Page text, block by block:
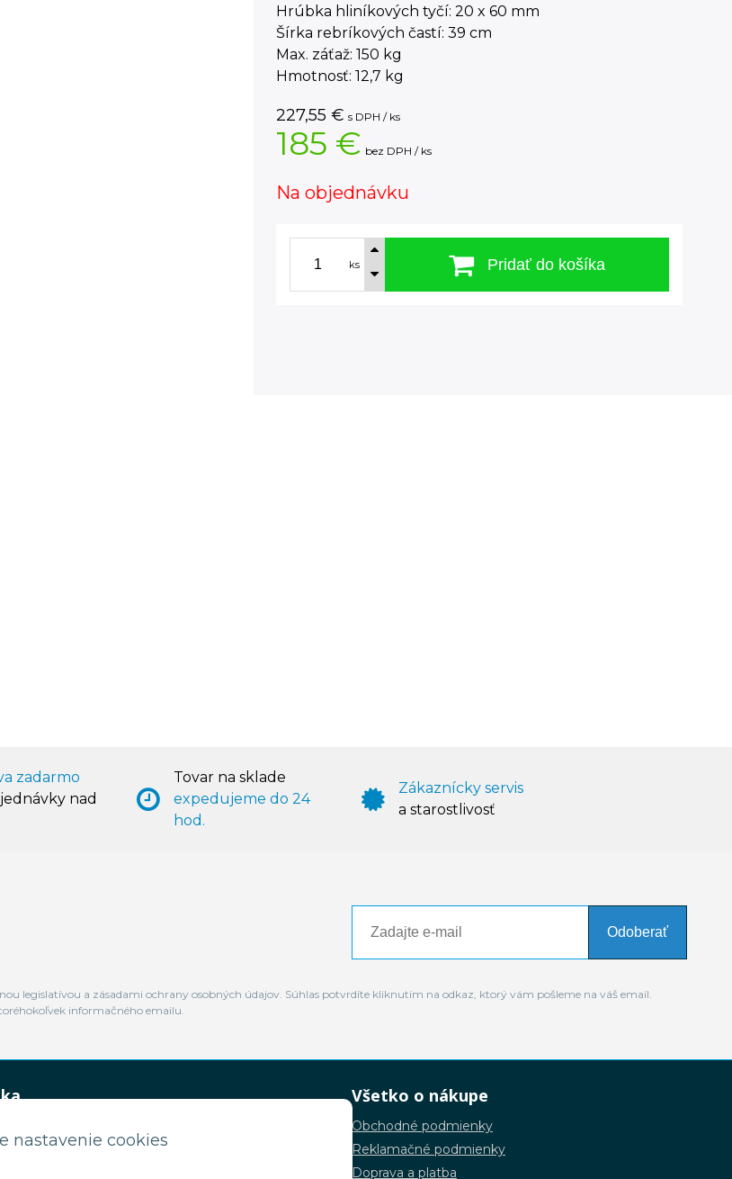
nastavenie cookies
Hrúbka hliníkových tyčí: 20 x 60 mm
Šírka rebríkových častí: 39 cm
Max. záťaž: 150 kg
Hmotnosť: 12,7 kg
227,55 € s DPH / ks
185 € bez DPH / ks
Na objednávku
ks Pridať do košíka
zadarmo
nad
Tovar na sklade
expedujeme do 24
hod.
Zákaznícky servis
a starostlivosť
Odoberať
legislatívou a zásadami ochrany osobných údajov. Súhlas potvrdíte kliknutím na odkaz, ktorý vám pošleme na váš email.
informačného emailu.
449 364
Všetko o nákupe
Obchodné podmienky
Reklamačné podmienky
Doprava a platba